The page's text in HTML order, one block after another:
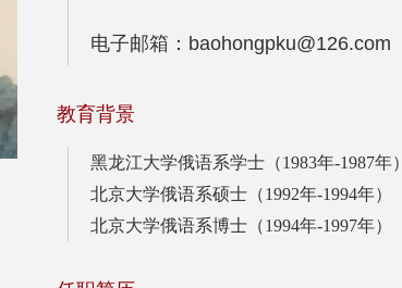
电子邮箱：baohongpku@126.com
教育背景
黑龙江大学俄语系学士（1983年-1987年）
北京大学俄语系硕士（1992年-1994年）
北京大学俄语系博士（1994年-1997年）